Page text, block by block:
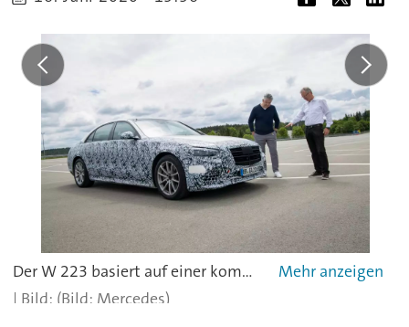
Der W 223 basiert auf einer komplett neuen Plattform.
(Bild: Mercedes)